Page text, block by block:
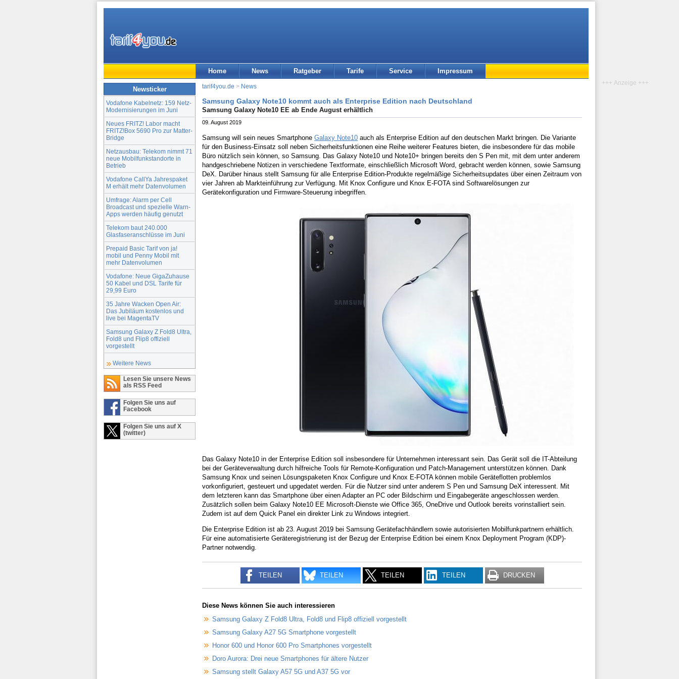
Home News Ratgeber Tarife Service Impressum
Newsticker
Vodafone Kabelnetz: 159 Netz-
Modernisierungen im Juni
Neues FRITZ! Labor macht
FRITZ!Box 5690 Pro zur Matter-
Bridge
Netzausbau: Telekom nimmt 71
neue Mobilfunkstandorte in
Betrieb
Vodafone CallYa Jahrespaket
M erhält mehr Datenvolumen
Umfrage: Alarm per Cell
Broadcast und spezielle Warn-
Apps werden häufig genutzt
Telekom baut 240.000
Glasfaseranschlüsse im Juni
Prepaid Basic Tarif von ja!
mobil und Penny Mobil mit
mehr Datenvolumen
Vodafone: Neue GigaZuhause
50 Kabel und DSL Tarife für
29,99 Euro
35 Jahre Wacken Open Air:
Das Jubiläum kostenlos und
live bei MagentaTV
Samsung Galaxy Z Fold8 Ultra,
Fold8 und Flip8 offiziell
vorgestellt
Weitere News
Lesen Sie unsere News
als RSS Feed
Folgen Sie uns auf
Facebook
Folgen Sie uns auf X
(twitter)
tarif4you.de > News
Samsung Galaxy Note10 kommt auch als Enterprise Edition nach Deutschland
Samsung Galaxy Note10 EE ab Ende August erhältlich
09. August 2019
Samsung will sein neues Smartphone Galaxy Note10 auch als Enterprise Edition auf den deutschen Markt bringen. Die Variante
für den Business-Einsatz soll neben Sicherheitsfunktionen eine Reihe weiterer Features bieten, die insbesondere für das mobile
Büro nützlich sein können, so Samsung. Das Galaxy Note10 und Note10+ bringen bereits den S Pen mit, mit dem unter anderem
handgeschriebene Notizen in verschiedene Textformate, einschließlich Microsoft Word, gebracht werden können, sowie Samsung
DeX. Darüber hinaus stellt Samsung für alle Enterprise Edition-Produkte regelmäßige Sicherheitsupdates über einen Zeitraum von
vier Jahren ab Markteinführung zur Verfügung. Mit Knox Configure und Knox E-FOTA sind Softwarelösungen zur
Gerätekonfiguration und Firmware-Steuerung inbegriffen.
Das Galaxy Note10 in der Enterprise Edition soll insbesondere für Unternehmen interessant sein. Das Gerät soll die IT-Abteilung
bei der Geräteverwaltung durch hilfreiche Tools für Remote-Konfiguration und Patch-Management unterstützen können. Dank
Samsung Knox und seinen Lösungspaketen Knox Configure und Knox E-FOTA können mobile Geräteflotten problemlos
vorkonfiguriert, gesteuert und upgedatet werden. Für die Nutzer sind unter anderem S Pen und Samsung DeX interessent. Mit
dem letzteren kann das Smartphone über einen Adapter an PC oder Bildschirm und Eingabegeräte angeschlossen werden.
Zusätzlich sollen beim Galaxy Note10 EE Microsoft-Dienste wie Office 365, OneDrive und Outlook bereits vorinstalliert sein.
Zudem ist auf dem Quick Panel ein direkter Link zu Windows integriert.
Die Enterprise Edition ist ab 23. August 2019 bei Samsung Gerätefachhändlern sowie autorisierten Mobilfunkpartnern erhältlich.
Für eine automatisierte Geräteregistrierung ist der Bezug der Enterprise Edition bei einem Knox Deployment Program (KDP)-
Partner notwendig.
TEILEN TEILEN TEILEN TEILEN DRUCKEN
Diese News können Sie auch interessieren
Samsung Galaxy Z Fold8 Ultra, Fold8 und Flip8 offiziell vorgestellt
Samsung Galaxy A27 5G Smartphone vorgestellt
Honor 600 und Honor 600 Pro Smartphones vorgestellt
Doro Aurora: Drei neue Smartphones für ältere Nutzer
Samsung stellt Galaxy A57 5G und A37 5G vor
+++ Anzeige +++